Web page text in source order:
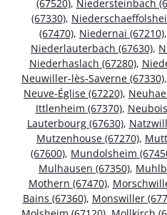
(67520), Niedersteinbach
(67330),
(67470), Niedernai (67210),
Niederlauterbach (67630),
Niederhaslach (67280),
Neuwiller-lès-Saverne (67330),
Neuve-Église (67220),
Ittlenheim (67370),
Lauterbourg (67630),
Mutzenhouse (67270),
(67600), Mundolsheim
Mulhausen (67350),
Mothern (67470),
Bains (67360), Monswiller